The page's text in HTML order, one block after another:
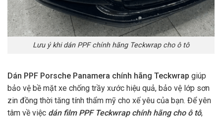
Lưu ý khi dán PPF chính hãng Teckwrap cho ô tô
Dán PPF Porsche Panamera chính hãng Teckwrap giúp
bảo vệ bề mặt xe chống trầy xước hiệu quả, bảo vệ lớp sơn
zin đồng thời tăng tính thẩm mỹ cho xế yêu của bạn. Để yên
tâm về việc dán film PPF Teckwrap chính hãng cho ô tô,